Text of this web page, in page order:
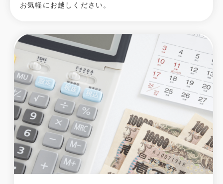
お気軽にお越しください。